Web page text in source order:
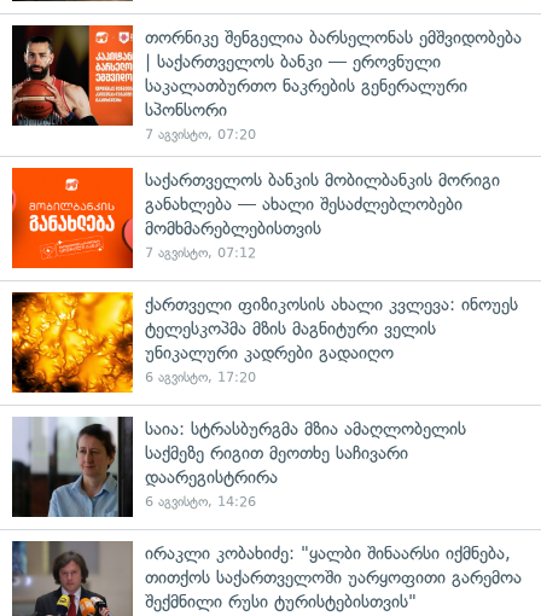
თორნიკე შენგელია ბარსელონას ემშვიდობება
| საქართველოს ბანკი — ეროვნული
საკალათბურთო ნაკრების გენერალური
სპონსორი
7 აგვისტო, 07:20
საქართველოს ბანკის მობილბანკის მორიგი
განახლება — ახალი შესაძლებლობები
მომხმარებლებისთვის
7 აგვისტო, 07:12
ქართველი ფიზიკოსის ახალი კვლევა: ინოუეს
ტელესკოპმა მზის მაგნიტური ველის
უნიკალური კადრები გადაიღო
6 აგვისტო, 17:20
საია: სტრასბურგმა მზია ამაღლობელის
საქმეზე რიგით მეოთხე საჩივარი
დაარეგისტრირა
6 აგვისტო, 14:26
ირაკლი კობახიძე: "ყალბი შინაარსი იქმნება,
თითქოს საქართველოში უარყოფითი გარემოა
შექმნილი რუსი ტურისტებისთვის"